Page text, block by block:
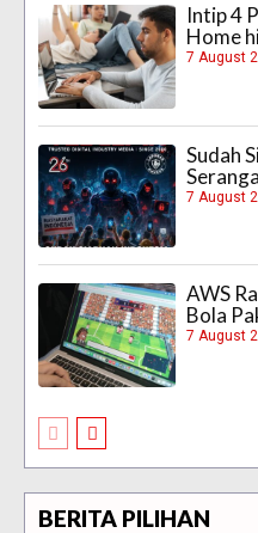
Intip 4
Home
7 August
Sudah
7 August
AWS
Bola
7 August
BERITA PILIHAN